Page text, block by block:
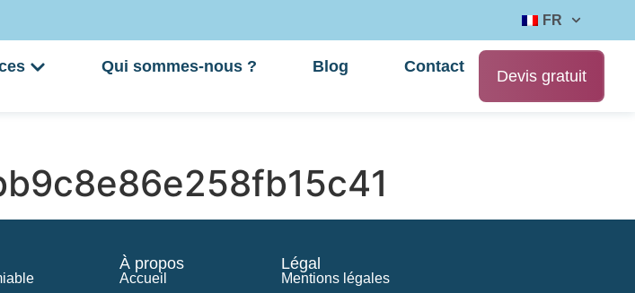
FR
Qui sommes-nous ? Blog Contact
Devis gratuit
À propos
Accueil
Légal
Mentions légales